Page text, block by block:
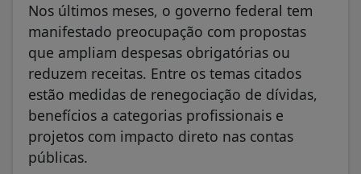
Nos últimos meses, o governo federal tem
manifestado preocupação com propostas
que ampliam despesas obrigatórias ou
reduzem receitas. Entre os temas citados
estão medidas de renegociação de dívidas,
benefícios a categorias profissionais e
projetos com impacto direto nas contas
públicas.